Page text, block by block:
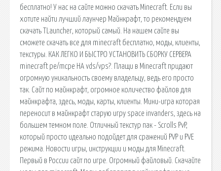
бесплатно! У нас на сайте можно скачать Minecraft. Если вы
хотите найти лучший лаунчер Майнкрафт, то рекомендуем
скачать TLauncher, который самый. На нашем сайте вы
сможете скачать все для minecraft бесплатно, моды, клиенты,
текстуры. КАК ЛЕГКО И БЫСТРО УСТАНОВИТЬ СБОРКУ СЕРВЕРА
minecraft pe/mcpe НА vds/vps?. Плащи в Minecraft придают
огромную уникальность своему владельцу, ведь его просто
так. Сайт по майнкрафт, огромное количество файлов для
майнкрафта, здесь, моды, карты, клиенты. Мини-игра которая
переносит в майнкрафт старую игру space invanders, здесь на
большем темном поле. Отличный текстур пак - Scrolls PvP,
который просто идеально подойдет для сражений PVP и PVE
режима. Новости игры, инструкции и моды для Minecraft.
Первый в России сайт по игре. Огромный файловый. Скачайте